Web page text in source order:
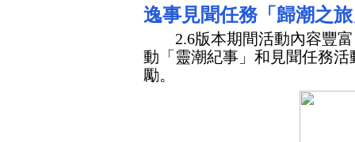
逸事見聞任務「歸潮之
2.6版本期間活動內容豐
動「靈潮紀事」和見聞任務
勵。